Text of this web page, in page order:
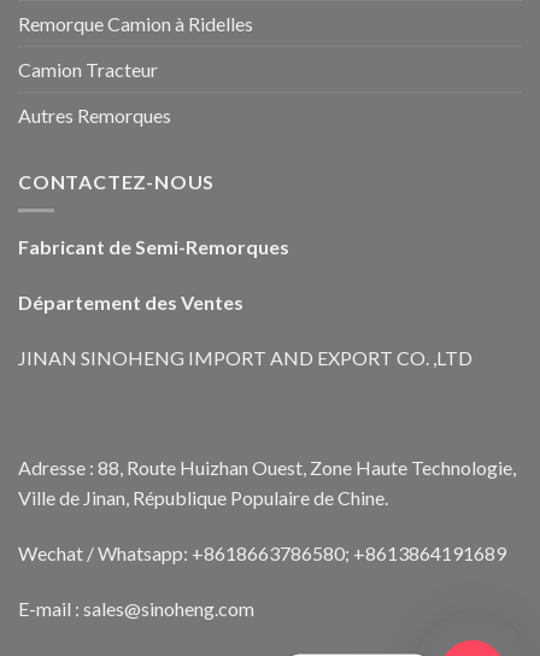
Remorque Camion à Ridelles
Camion Tracteur
Autres Remorques
CONTACTEZ-NOUS
Fabricant de Semi-Remorques
Département des Ventes
JINAN SINOHENG IMPORT AND EXPORT CO. ,LTD
Adresse : 88, Route Huizhan Ouest, Zone Haute Technologie,
Ville de Jinan, République Populaire de Chine.
Wechat / Whatsapp: +8618663786580; +8613864191689
E-mail : sales@sinoheng.com